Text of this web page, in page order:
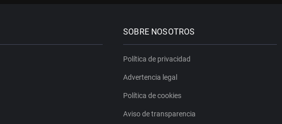
SOBRE NOSOTROS
Política de privacidad
Advertencia legal
Política de cookies
Aviso de transparencia